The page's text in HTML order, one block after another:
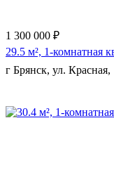
1 300 000 ₽
29.5 м², 1-комнатная
г Брянск, ул. Красная,